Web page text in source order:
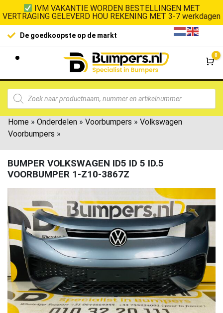
IVM VAKANTIE WORDEN BESTELLINGEN MET
VERTRAGING GELEVERD HOU REKENING MET 3-7 werkdagen
De goedkoopste op de markt
0
Home » Onderdelen » Voorbumpers » Volkswagen
Voorbumpers »
BUMPER VOLKSWAGEN ID5 ID 5 ID.5
VOORBUMPER 1-Z10-3867Z